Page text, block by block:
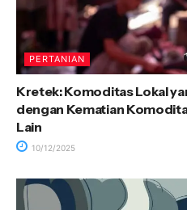
PERTANIAN
Kretek: Komoditas Lokal
dengan Kematian
Lain
10/12/2025